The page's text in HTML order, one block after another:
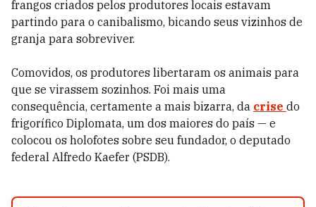
frangos criados pelos produtores locais estavam
partindo para o canibalismo, bicando seus vizinhos de
granja para sobreviver.
Comovidos, os produtores libertaram os animais para
que se virassem sozinhos. Foi mais uma
consequência, certamente a mais bizarra, da crise do
frigorífico Diplomata, um dos maiores do país — e
colocou os holofotes sobre seu fundador, o deputado
federal Alfredo Kaefer (PSDB).